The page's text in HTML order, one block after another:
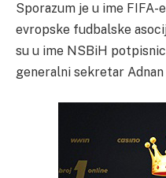
Sporazum je u ime
evropske fudbalske
su u ime NSBiH
generalni sekretar Adnan